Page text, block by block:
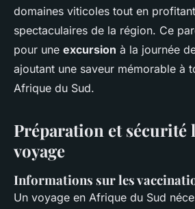
domaines viticoles tout en
spectaculaires de la région. Ce
pour une excursion à la journée
ajoutant une saveur mémorable à
Afrique du Sud.
Préparation et sécurité
voyage
Informations sur les
Un voyage en Afrique du Sud